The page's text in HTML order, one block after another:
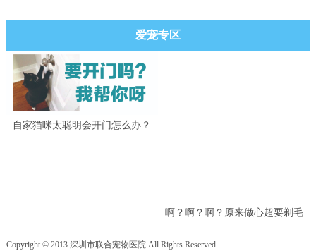
爱宠专区
自家猫咪太聪明会开门怎么办？
啊？啊？啊？原来做心超要剃毛
Copyright © 2013 深圳市联合宠物医院.All Rights Reserved